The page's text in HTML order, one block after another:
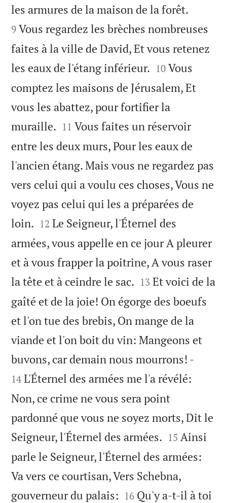
les armures de la maison de la forêt.
9 Vous regardez les brèches nombreuses
faites à la ville de David, Et vous retenez
les eaux de l'étang inférieur. 

10 Vous
comptez les maisons de Jérusalem, Et
vous les abattez, pour fortifier la
muraille. 

11 Vous faites un réservoir
entre les deux murs, Pour les eaux de
l'ancien étang. Mais vous ne regardez pas
vers celui qui a voulu ces choses, Vous ne
voyez pas celui qui les a préparées de
loin. 

12 Le Seigneur, l'Éternel des
armées, vous appelle en ce jour A pleurer
et à vous frapper la poitrine, A vous raser
la tête et à ceindre le sac. 

13 Et voici de la
gaîté et de la joie! On égorge des boeufs
et l'on tue des brebis, On mange de la
viande et l'on boit du vin: Mangeons et
buvons, car demain nous mourrons! -
14 L'Éternel des armées me l'a révélé:
Non, ce crime ne vous sera point
pardonné que vous ne soyez morts, Dit le
Seigneur, l'Éternel des armées. 

15 Ainsi
parle le Seigneur, l'Éternel des armées:
Va vers ce courtisan, Vers Schebna,
gouverneur du palais: 

16 Qu'y a-t-il à toi